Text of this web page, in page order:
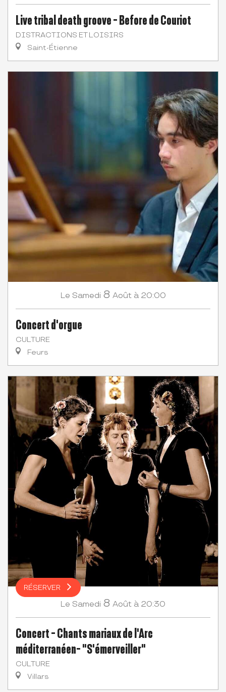
Live tribal death groove - Before de Couriot
DISTRACTIONS ET LOISIRS
Saint-Étienne
Le Samedi 8 Août à 20:00
Concert d'orgue
CULTURE
Feurs
RÉSERVER
Le Samedi 8 Août à 20:30
Concert - Chants mariaux de l'Arc
méditerranéen- "S'émerveiller"
CULTURE
Villars